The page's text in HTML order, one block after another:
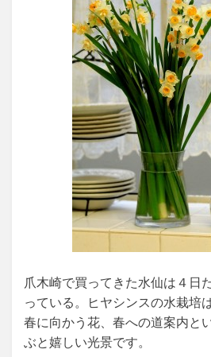
爪木崎で買ってきた水仙は４日
っている。ヒヤシンスの水栽培
春に向かう花、春への道案内と
ぶと嬉しい光景です。